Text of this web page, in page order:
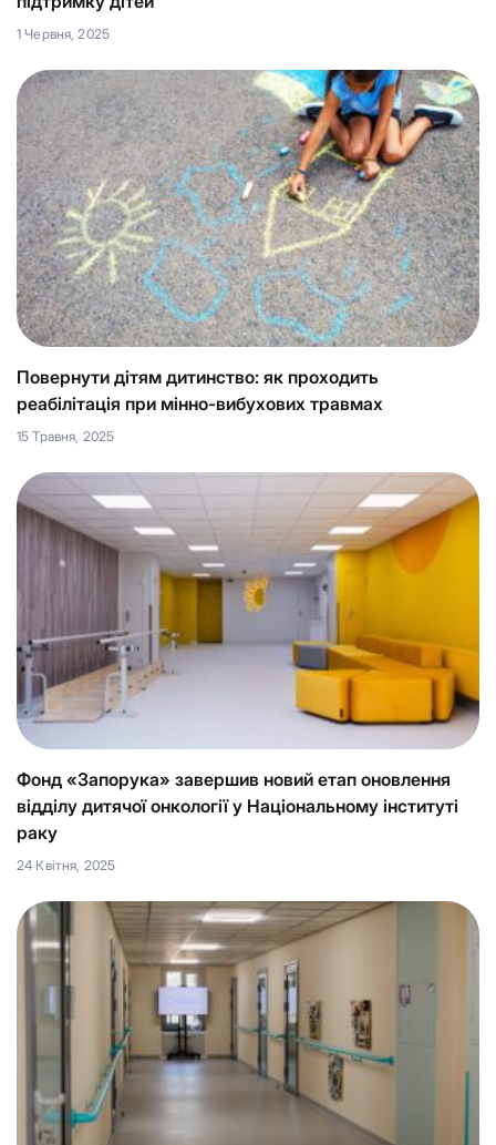
1 Червня, 2025
Повернути дітям дитинство: як проходить
реабілітація при мінно-вибухових травмах
15 Травня, 2025
Фонд «Запорука» завершив новий етап оновлення
відділу дитячої онкології у Національному інституті
раку
24 Квітня, 2025